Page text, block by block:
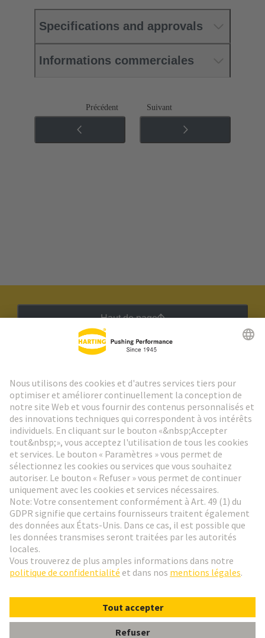
Specifications and approvals
Informations commerciales
Précédent Suivant
Haut de page
Aller à l'inscription
Social Media
France Français
© HARTING Technology Group